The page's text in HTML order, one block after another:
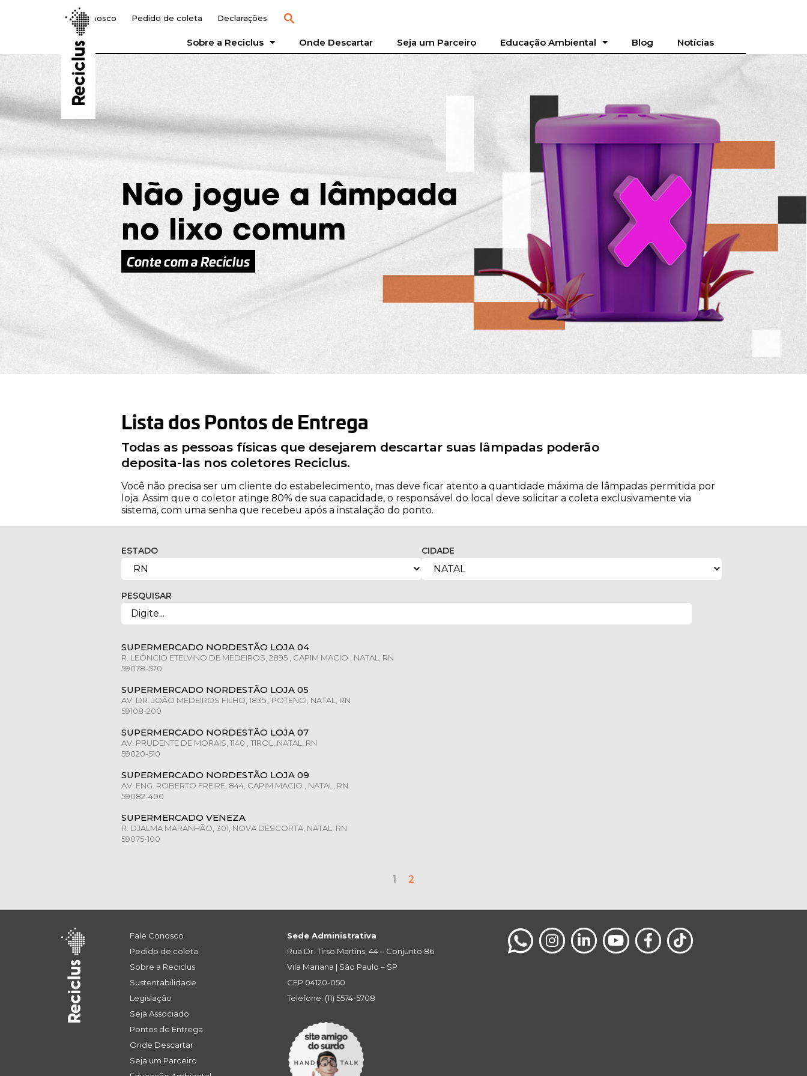
Fale Conosco Pedido de coleta Declarações
Sobre a Reciclus Onde Descartar Seja um Parceiro Educação Ambiental Blog Notícias
Não jogue a lâmpada
no lixo comum
Conte com a Reciclus
Lista dos Pontos de Entrega
Todas as pessoas físicas que desejarem descartar suas lâmpadas poderão
deposita-las nos coletores Reciclus.
Você não precisa ser um cliente do estabelecimento, mas deve ficar atento a quantidade máxima de lâmpadas permitida por
loja. Assim que o coletor atinge 80% de sua capacidade, o responsável do local deve solicitar a coleta exclusivamente via
sistema, com uma senha que recebeu após a instalação do ponto.
ESTADO CIDADE
PESQUISAR
SUPERMERCADO NORDESTÃO LOJA 04
R. LEÔNCIO ETELVINO DE MEDEIROS, 2895 , CAPIM MACIO , NATAL, RN
59078-570
SUPERMERCADO NORDESTÃO LOJA 05
AV. DR. JOÃO MEDEIROS FILHO, 1835 , POTENGI, NATAL, RN
59108-200
SUPERMERCADO NORDESTÃO LOJA 07
AV. PRUDENTE DE MORAIS, 1140 , TIROL, NATAL, RN
59020-510
SUPERMERCADO NORDESTÃO LOJA 09
AV. ENG. ROBERTO FREIRE, 844, CAPIM MACIO , NATAL, RN
59082-400
SUPERMERCADO VENEZA
R. DJALMA MARANHÃO, 301, NOVA DESCORTA, NATAL, RN
59075-100
1 2
Fale Conosco
Pedido de coleta
Sobre a Reciclus
Sustentabilidade
Legislação
Seja Associado
Pontos de Entrega
Onde Descartar
Seja um Parceiro
Sede Administrativa
Rua Dr. Tirso Martins, 44 – Conjunto 86
Vila Mariana | São Paulo – SP
CEP 04120-050
Telefone: (11) 5574-5708